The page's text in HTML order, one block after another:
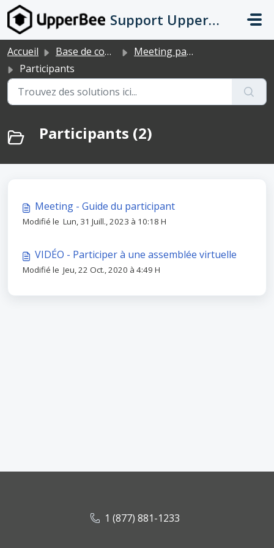
Passer au contenu principal
Support UpperBee
Accueil Base de connaissances
Meeting par UpperBee
Participants
Participants (2)
Meeting - Guide du participant
Modifié le Lun, 31 Juill., 2023 à 10:18 H
VIDÉO - Participer à une assemblée virtuelle
Modifié le Jeu, 22 Oct., 2020 à 4:49 H
1 (877) 881-1233